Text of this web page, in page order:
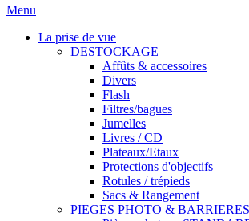
Menu
La prise de vue
DESTOCKAGE
Affûts & accessoires
Divers
Flash
Filtres/bagues
Jumelles
Livres / CD
Plateaux/Etaux
Protections d'objectifs
Rotules / trépieds
Sacs & Rangement
PIEGES PHOTO & BARRIERES